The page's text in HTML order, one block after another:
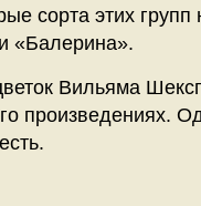
сорта этих групп
«Балерина».
Вильяма
произведениях.